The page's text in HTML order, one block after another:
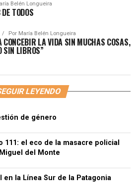
Belén Longueira
TODOS
Por María Belén Longueira
CONCEBIR LA VIDA SIN MUCHAS COSAS,
SIN LIBROS”
LEYENDO
de género
111: el eco de la masacre policial
del Monte
en la Línea Sur de la Patagonia